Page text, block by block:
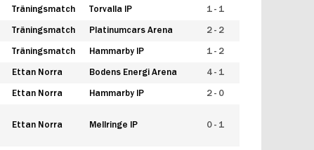
Träningsmatch Torvalla IP 1 - 1
Träningsmatch Platinumcars Arena 2 - 2
Träningsmatch Hammarby IP 1 - 2
Ettan Norra Bodens Energi Arena 4 - 1
Ettan Norra Hammarby IP 2 - 0
Ettan Norra Mellringe IP 0 - 1